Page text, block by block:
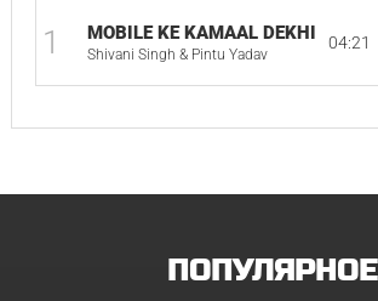
1 MOBILE KE KAMAAL DEKHI
Shivani Singh & Pintu Yadav
04:21
ПОПУЛЯРНОЕ